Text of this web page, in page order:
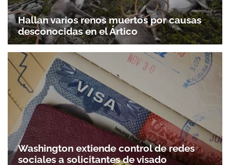
Hallan varios renos muertos por causas
desconocidas en el Ártico
Washington extiende control de redes
sociales a solicitantes de visado